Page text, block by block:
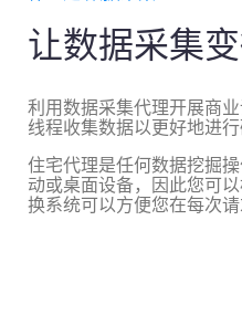
让数据采集
利用数据采集代理开展商
线程收集数据以更好地进
住宅代理是任何数据挖掘
动或桌面设备，因此您可
换系统可以方便您在每次